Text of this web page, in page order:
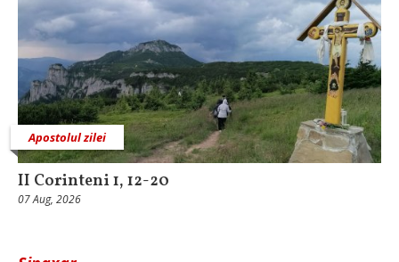
Apostolul zilei
II Corinteni 1, 12-20
07 Aug, 2026